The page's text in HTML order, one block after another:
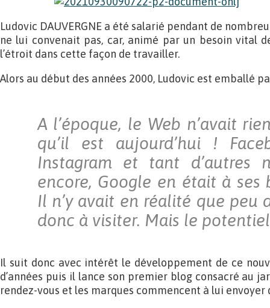
Ludovic DAUVERGNE a été salarié pendant de
ne lui convenait pas, car, animé par un besoin vital
l’étroit dans cette façon de travailler.
Alors au début des années 2000, Ludovic est emballé
A l’époque, le Web n’avait
qu’il est aujourd’hui !
Instagram et tant d’autres
encore, Google en était à ses
Il n’y avait en réalité que peu
donc à visiter. Mais le
Il suit donc avec intérêt le développement de ce
d’années puis il lance son premier blog consacré au
rendez-vous et les marques commencent à lui envoyer